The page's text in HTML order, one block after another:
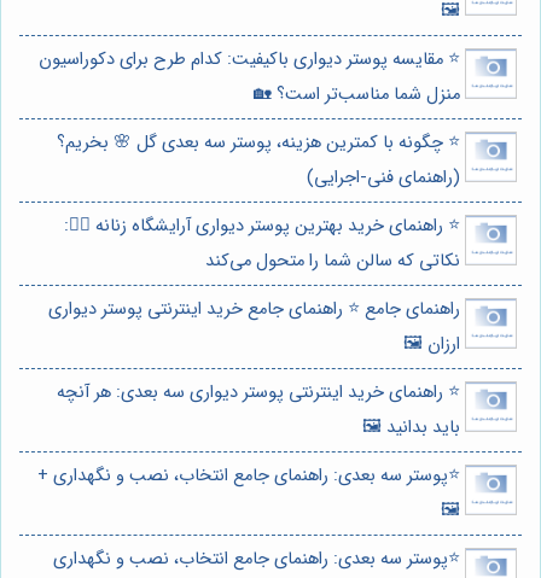
🖼️
⭐️ مقایسه پوستر دیواری باکیفیت: کدام طرح برای دکوراسیون
منزل شما مناسب‌تر است؟ 🏡
⭐️ چگونه با کمترین هزینه، پوستر سه بعدی گل 🌸 بخریم؟
(راهنمای فنی-اجرایی)
⭐️ راهنمای خرید بهترین پوستر دیواری آرایشگاه زنانه 💇‍♀️:
نکاتی که سالن شما را متحول می‌کند
راهنمای جامع ⭐️ راهنمای جامع خرید اینترنتی پوستر دیواری
ارزان 🖼️
⭐️ راهنمای خرید اینترنتی پوستر دیواری سه بعدی: هر آنچه
باید بدانید 🖼️
⭐️پوستر سه بعدی: راهنمای جامع انتخاب، نصب و نگهداری +
🖼️
⭐️پوستر سه بعدی: راهنمای جامع انتخاب، نصب و نگهداری